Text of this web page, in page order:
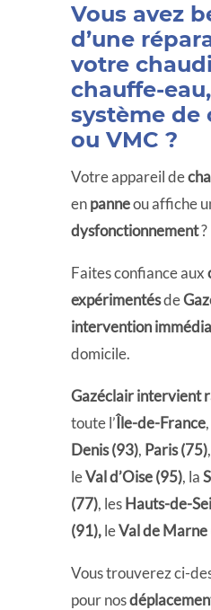
Vous avez
d’une
votre
chauffe-eau,
système de
ou VMC ?
Votre appareil de
enpanneou affiche
dysfonctionnement?
Faites confiance aux
expérimentésde
intervention
domicile.
Gazéclair intervient
toute l’Île-de-France
Denis (93), Paris (75)
leVal d’Oise (95), la
(77), lesHauts-de-
(91),leVal de Marne
Vous trouverez ci-
pour nos